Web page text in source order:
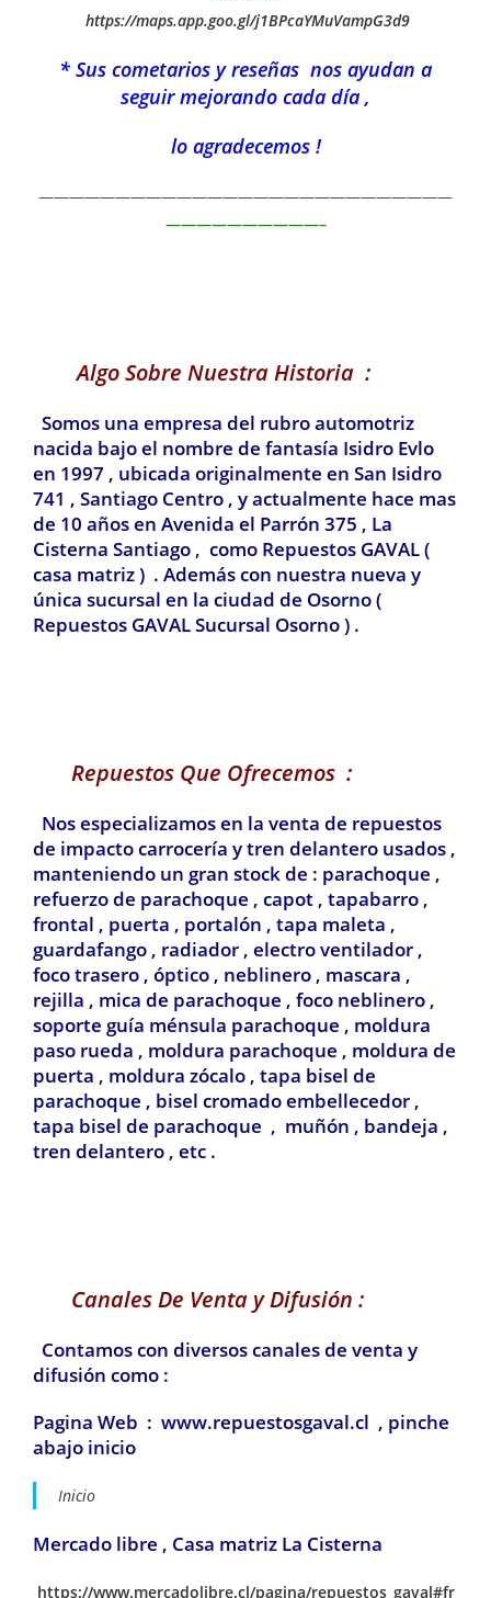
https://maps.app.goo.gl/j1BPcaYMuVampG3d9
* Sus cometarios y reseñas nos ayudan a
seguir mejorando cada día ,
lo agradecemos !
———————————————————————————
——————————–
Algo Sobre Nuestra Historia :
Somos una empresa del rubro automotriz
nacida bajo el nombre de fantasía Isidro Evlo
en 1997 , ubicada originalmente en San Isidro
741 , Santiago Centro , y actualmente hace mas
de 10 años en Avenida el Parrón 375 , La
Cisterna Santiago , como Repuestos GAVAL (
casa matriz ) . Además con nuestra nueva y
única sucursal en la ciudad de Osorno (
Repuestos GAVAL Sucursal Osorno ) .
Repuestos Que Ofrecemos :
Nos especializamos en la venta de repuestos
de impacto carrocería y tren delantero usados ,
manteniendo un gran stock de : parachoque ,
refuerzo de parachoque , capot , tapabarro ,
frontal , puerta , portalón , tapa maleta ,
guardafango , radiador , electro ventilador ,
foco trasero , óptico , neblinero , mascara ,
rejilla , mica de parachoque , foco neblinero ,
soporte guía ménsula parachoque , moldura
paso rueda , moldura parachoque , moldura de
puerta , moldura zócalo , tapa bisel de
parachoque , bisel cromado embellecedor ,
tapa bisel de parachoque , muñón , bandeja ,
tren delantero , etc .
Canales De Venta y Difusión :
Contamos con diversos canales de venta y
difusión como :
Pagina Web : www.repuestosgaval.cl , pinche
abajo inicio
Inicio
Mercado libre , Casa matriz La Cisterna
https://www.mercadolibre.cl/pagina/repuestos_gaval#fr